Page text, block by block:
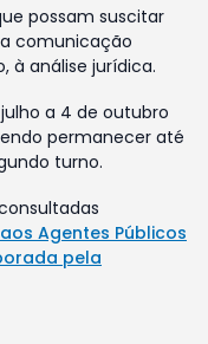
possam suscitar
comunicação
à análise jurídica.
a 4 de outubro
permanecer até
turno.
Agentes Públicos
pela